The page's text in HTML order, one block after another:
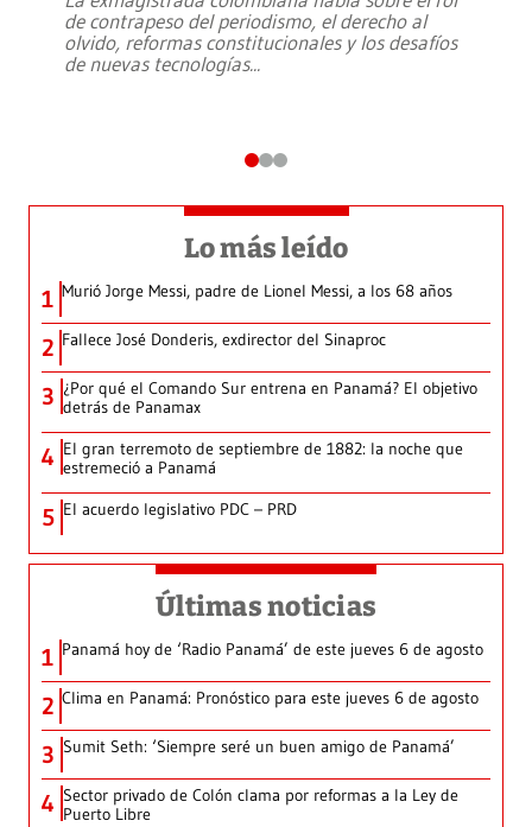
de contrapeso del periodismo, el derecho al
olvido, reformas constitucionales y los desafíos
de nuevas tecnologías...
Lo más leído
1 Murió Jorge Messi, padre de Lionel Messi, a los 68 años
2 Fallece José Donderis, exdirector del Sinaproc
3 ¿Por qué el Comando Sur entrena en Panamá? El objetivo
detrás de Panamax
4 El gran terremoto de septiembre de 1882: la noche que
estremeció a Panamá
5 El acuerdo legislativo PDC – PRD
Últimas noticias
1 Panamá hoy de ‘Radio Panamá’ de este jueves 6 de agosto
2 Clima en Panamá: Pronóstico para este jueves 6 de agosto
3 Sumit Seth: ‘Siempre seré un buen amigo de Panamá’
4 Sector privado de Colón clama por reformas a la Ley de
Puerto Libre